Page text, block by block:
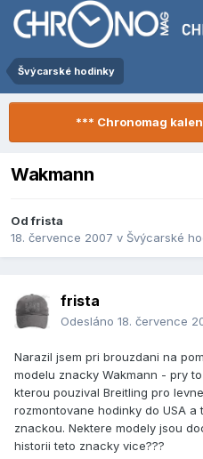
Švýcarské hodinky
*** Chronomag
Wakmann
Odfrista
18. července 2007 v Švýcarské
frista
Odesláno 18. července
Narazil jsem pri brouzdani na
modelu znacky Wakmann - pry
kterou pouzival Breitling pro
rozmontovane hodinky do USA a
znackou. Nektere modely jsou
historii teto znacky vice???